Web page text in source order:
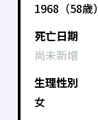
1968（58歲）
死亡日期
尚未新增
生理性別
女